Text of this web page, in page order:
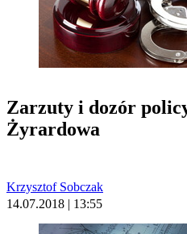
Zarzuty i dozór
Żyrardowa
Krzysztof Sobczak
14.07.2018 | 13:55